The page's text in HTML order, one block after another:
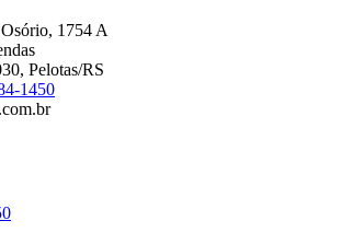
1754 A
Pelotas/RS
1450